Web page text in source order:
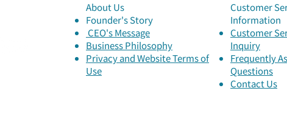
About Us
Founder's Story
​ CEO's Message
​Business Philosophy
Privacy and Website Terms of
Use
Customer
Information
Customer
Inquiry
Frequently
Questions
Contact Us